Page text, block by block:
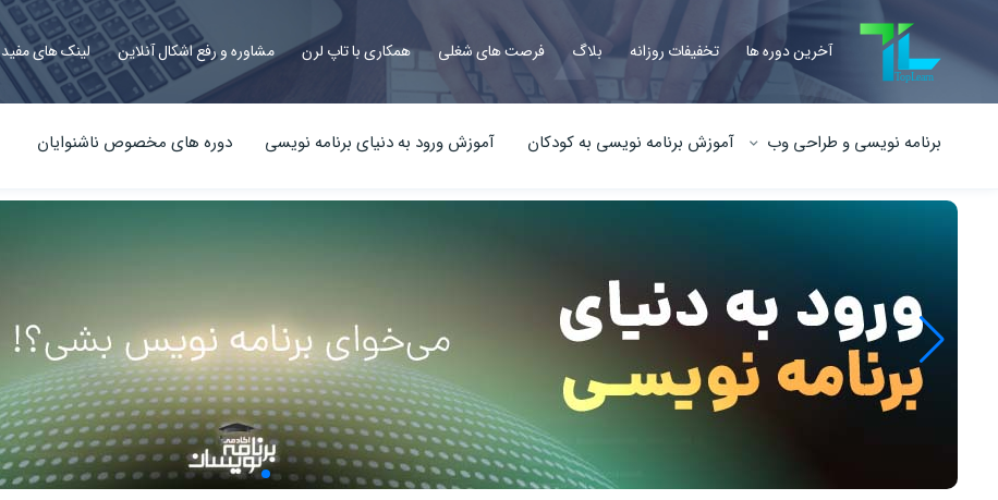
آخرین دوره ها تخفیفات روزانه بلاگ فرصت های شغلی همکاری با تاپ لرن مشاوره و رفع اشکال آنلاین لینک های مفید
برنامه نویسی و طراحی وب آموزش برنامه نویسی به کودکان آموزش ورود به دنیای برنامه نویسی دوره های مخصوص ناشنوایان